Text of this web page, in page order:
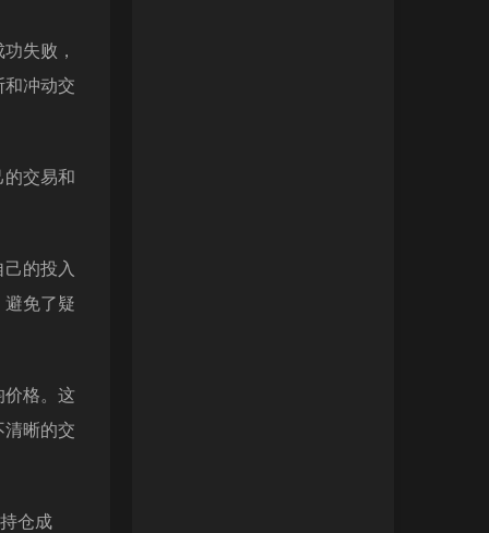
失败，
冲动交
交易和
的投入
免了疑
价格。这
晰的交
仓成